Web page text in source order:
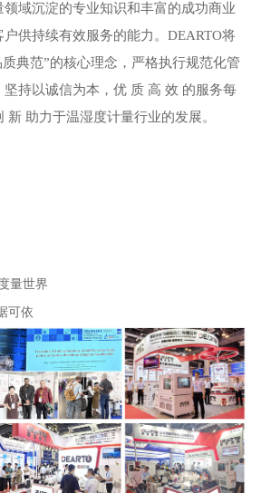
域沉淀的专业知识和丰富的成功商业
供持续有效服务的能力。DEARTO将
典范”的核心理念，严格执行规范化管
持以诚信为本，优 质 高 效 的服务每
助力于温湿度计量行业的发展。
量世界
可依